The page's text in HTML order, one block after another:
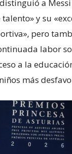
a
y su
pero
labor
a la
más